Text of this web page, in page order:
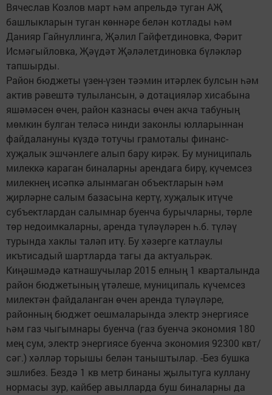
Вячеслав Козлов март һәм апрельдә туган АҖ
башлыкларын туган көннәре белән котлады һәм
Данияр Гайнуллинга, Җәлил Гайфетдиновка, Фәрит
Исмәгыйловка, Җәүдәт Җәләлетдиновка бүләкләр
тапшырды.
Район бюджеты үзен-үзен тәэмин итәрлек булсын һәм
актив рәвештә тулылансын, ә дотацияләр хисабына
яшәмәсен өчен, район казнасы өчен акча табуның
мөмкин булган теләсә нинди законлы юлларыннан
файдалануны күздә тотучы грамоталы финанс-
хуҗалык эшчәнлеге алып бару кирәк. Бу муниципаль
милеккә караган биналарны арендага бирү, күчемсез
милекнең исәпкә алынмаган объектларын һәм
җирләрне салым базасына кертү, хуҗалык итүче
субъектлардан салымнар буенча бурычларны, төрле
төр недоимкаларны, аренда түләүләрен һ.б. түләү
турында хаклы таләп итү. Бу хәзерге катлаулы
икътисадый шартларда тагы да актуальрәк.
Киңәшмәдә катнашучылар 2015 елның 1 кварталында
район бюджетының үтәлеше, муниципаль күчемсез
милектән файдаланган өчен аренда түләүләре,
районның бюджет оешмаларында электр энергиясе
һәм газ чыгымнары буенча (газ буенча экономия 180
мең сум, электр энергиясе буенча экономия 92300 квт/
сәг.) хәлләр торышы белән таныштылар. -Без бушка
эшлибез. Бездә 1 кв метр бинаны җылытуга куллану
нормасы зур, кайбер авылларда буш биналарны да